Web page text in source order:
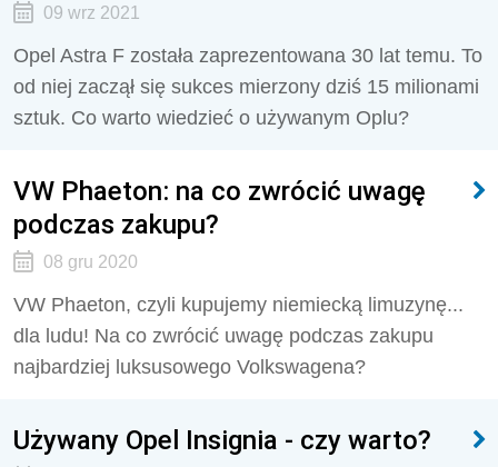
09 wrz 2021
Opel Astra F została zaprezentowana 30 lat temu. To
od niej zaczął się sukces mierzony dziś 15 milionami
sztuk. Co warto wiedzieć o używanym Oplu?
VW Phaeton: na co zwrócić uwagę
podczas zakupu?
08 gru 2020
VW Phaeton, czyli kupujemy niemiecką limuzynę...
dla ludu! Na co zwrócić uwagę podczas zakupu
najbardziej luksusowego Volkswagena?
Używany Opel Insignia - czy warto?